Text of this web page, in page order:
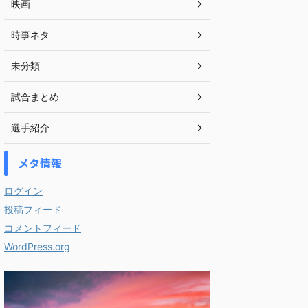
映画
時事ネタ
未分類
試合まとめ
選手紹介
メタ情報
ログイン
投稿フィード
コメントフィード
WordPress.org